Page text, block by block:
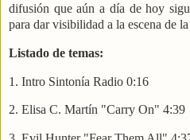
difusión que aún a día de hoy
para dar visibilidad a la escena de
Listado de temas:
1. Intro Sintonía Radio 0:16
2. Elisa C. Martín "Carry On" 4:39